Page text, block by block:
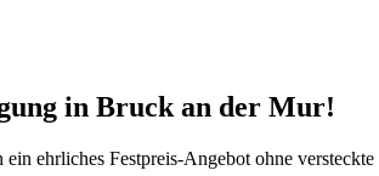
in Bruck an der Mur!
ehrliches Festpreis-Angebot ohne